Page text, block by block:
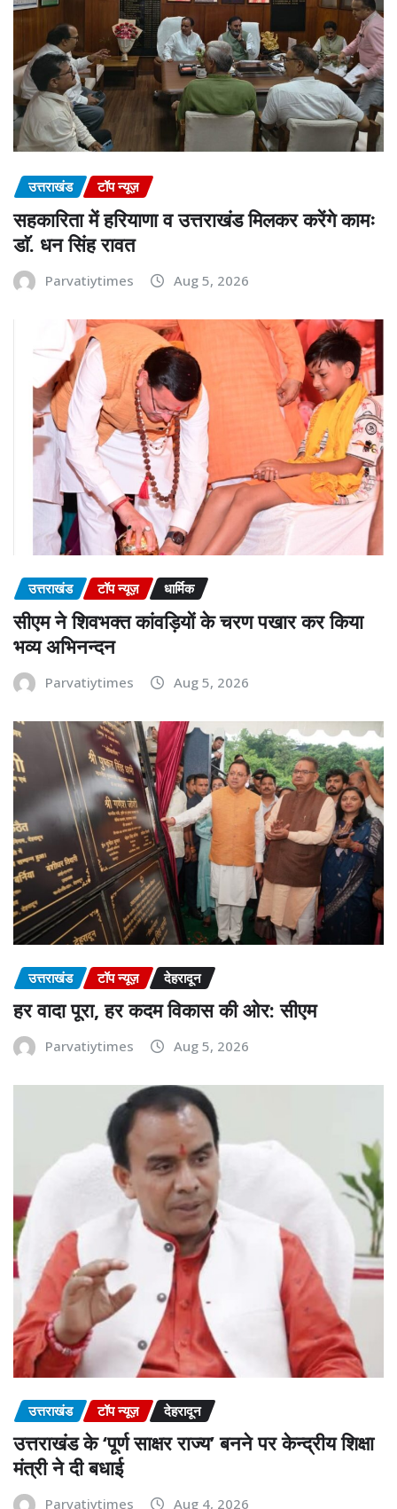
उत्तराखंड टॉप न्यूज़
सहकारिता में हरियाणा व उत्तराखंड मिलकर करेंगे कामः
डाॅ. धन सिंह रावत
Parvatiytimes Aug 5, 2026
उत्तराखंड टॉप न्यूज़ धार्मिक
सीएम ने शिवभक्त कांवड़ियों के चरण पखार कर किया
भव्य अभिनन्दन
Parvatiytimes Aug 5, 2026
उत्तराखंड टॉप न्यूज़ देहरादून
हर वादा पूरा, हर कदम विकास की ओर: सीएम
Parvatiytimes Aug 5, 2026
उत्तराखंड टॉप न्यूज़ देहरादून
उत्तराखंड के ‘पूर्ण साक्षर राज्य’ बनने पर केन्द्रीय शिक्षा
मंत्री ने दी बधाई
Parvatiytimes Aug 4, 2026